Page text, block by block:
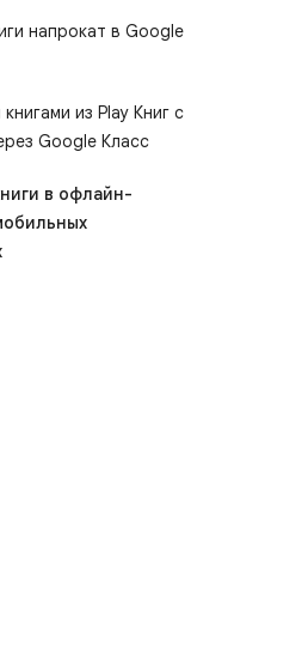
напрокат в Google
из Play Книг с
Google Класс
в офлайн-